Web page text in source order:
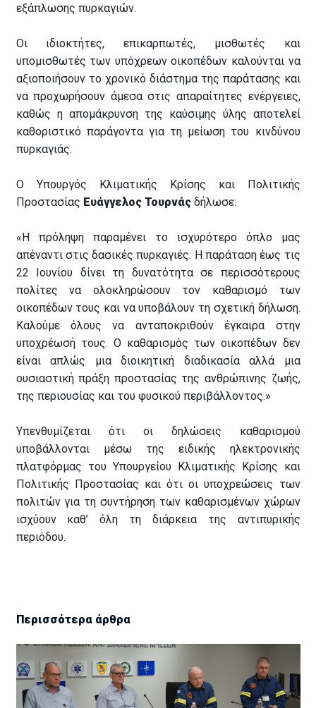
εξάπλωσης πυρκαγιών.
Οι ιδιοκτήτες, επικαρπωτές, μισθωτές και
υπομισθωτές των υπόχρεων οικοπέδων καλούνται να
αξιοποιήσουν το χρονικό διάστημα της παράτασης και
να προχωρήσουν άμεσα στις απαραίτητες ενέργειες,
καθώς η απομάκρυνση της καύσιμης ύλης αποτελεί
καθοριστικό παράγοντα για τη μείωση του κινδύνου
πυρκαγιάς.
Ο Υπουργός Κλιματικής Κρίσης και Πολιτικής
Προστασίας Ευάγγελος Τουρνάςδήλωσε:
«Η πρόληψη παραμένει το ισχυρότερο όπλο μας
απέναντι στις δασικές πυρκαγιές. Η παράταση έως τις
22 Ιουνίου δίνει τη δυνατότητα σε περισσότερους
πολίτες να ολοκληρώσουν τον καθαρισμό των
οικοπέδων τους και να υποβάλουν τη σχετική δήλωση.
Καλούμε όλους να ανταποκριθούν έγκαιρα στην
υποχρέωσή τους. Ο καθαρισμός των οικοπέδων δεν
είναι απλώς μια διοικητική διαδικασία αλλά μια
ουσιαστική πράξη προστασίας της ανθρώπινης ζωής,
της περιουσίας και του φυσικού περιβάλλοντος.»
Υπενθυμίζεται ότι οι δηλώσεις καθαρισμού
υποβάλλονται μέσω της ειδικής ηλεκτρονικής
πλατφόρμας του Υπουργείου Κλιματικής Κρίσης και
Πολιτικής Προστασίας και ότι οι υποχρεώσεις των
πολιτών για τη συντήρηση των καθαρισμένων χώρων
ισχύουν καθ’ όλη τη διάρκεια της αντιπυρικής
περιόδου.
Περισσότερα άρθρα